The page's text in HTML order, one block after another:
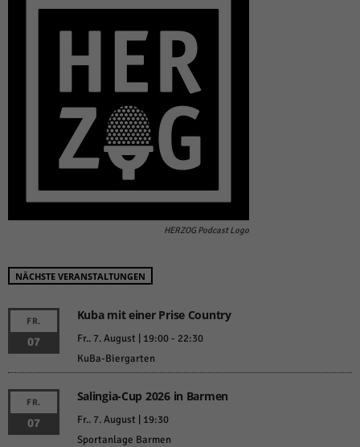
HERZOG Podcast Logo
NÄCHSTE VERANSTALTUNGEN
FR.
07
Kuba mit einer Prise Country
Fr.. 7. August | 19:00- 22:30
KuBa-Biergarten
FR.
07
Salingia-Cup 2026 in Barmen
Fr.. 7. August | 19:30
Sportanlage Barmen